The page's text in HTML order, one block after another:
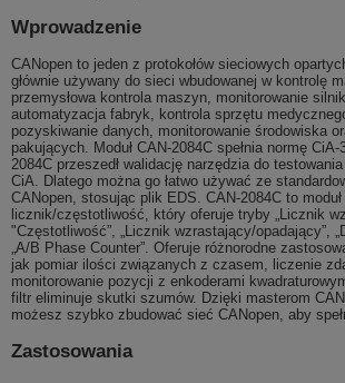
Wprowadzenie
CANopen to jeden z protokołów sieciowych
głównie używany do sieci wbudowanej w kontrolę
przemysłowa kontrola maszyn, monitorowanie
automatyzacja fabryk, kontrola sprzętu
pozyskiwanie danych, monitorowanie środowiska
pakujących. Moduł CAN-2084C spełnia normę
2084C przeszedł walidację narzędzia do
CiA. Dlatego można go łatwo używać ze
CANopen, stosując plik EDS. CAN-2084C to moduł
licznik/częstotliwość, który oferuje tryby „Licznik
"Częstotliwość”, „Licznik wzrastający/opadający”,
„A/B Phase Counter”. Oferuje różnorodne
jak pomiar ilości związanych z czasem, liczenie
monitorowanie pozycji z enkoderami
filtr eliminuje skutki szumów. Dzięki masterom
możesz szybko zbudować sieć CANopen, aby
Zastosowania